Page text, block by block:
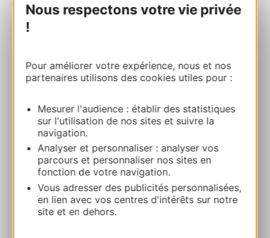
Nous respectons votre vie privée
!
Pour améliorer votre expérience, nous et nos
partenaires utilisons des cookies utiles pour :
Mesurer l'audience : établir des statistiques
sur l'utilisation de nos sites et suivre la
navigation.
Analyser et personnaliser : analyser vos
parcours et personnaliser nos sites en
fonction de votre navigation.
Vous adresser des publicités personnalisées,
en lien avec vos centres d'intérêts sur notre
site et en dehors.
Gites la Voie romaine – Le Chardon Bleu
LARZAC
Route & Zugang
+33675576236